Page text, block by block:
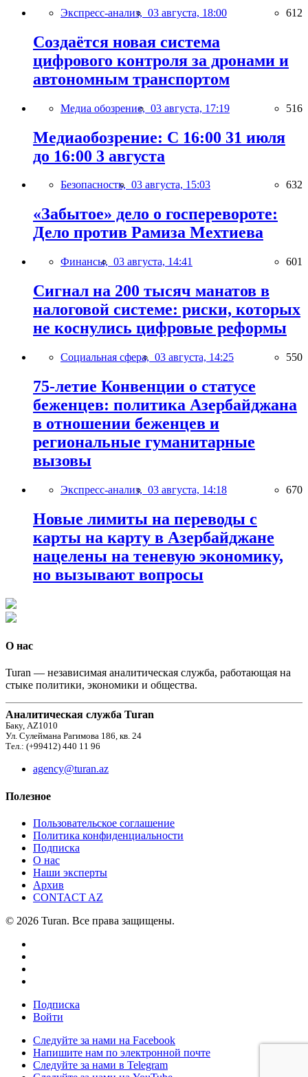
Экспресс-анализ, 03 августа, 18:00 612
Создаётся новая система
цифрового контроля за дронами и
автономным транспортом
Медиа обозрение, 03 августа, 17:19 516
Медиаобозрение: С 16:00 31 июля
до 16:00 3 августа
Безопасность, 03 августа, 15:03 632
«Забытое» дело о госперевороте:
Дело против Рамиза Мехтиева
Финансы, 03 августа, 14:41 601
Сигнал на 200 тысяч манатов в
налоговой системе: риски, которых
не коснулись цифровые реформы
Социальная сфера, 03 августа, 14:25 550
75-летие Конвенции о статусе
беженцев: политика Азербайджана
в отношении беженцев и
региональные гуманитарные
вызовы
Экспресс-анализ, 03 августа, 14:18 670
Новые лимиты на переводы с
карты на карту в Азербайджане
нацелены на теневую экономику,
но вызывают вопросы
О нас
Turan — независимая аналитическая служба, работающая на
стыке политики, экономики и общества.
Аналитическая служба Turan
Баку, AZ1010
Ул. Сулеймана Рагимова 186, кв. 24
Тел.: (+99412) 440 11 96
agency@turan.az
Полезное
Пользовательское соглашение
Политика конфиденциальности
Подписка
О нас
Наши эксперты
Архив
CONTACT AZ
© 2026 Turan. Все права защищены.
Подписка
Войти
Следуйте за нами на Facebook
Напишите нам по электронной почте
Следуйте за нами в Telegram